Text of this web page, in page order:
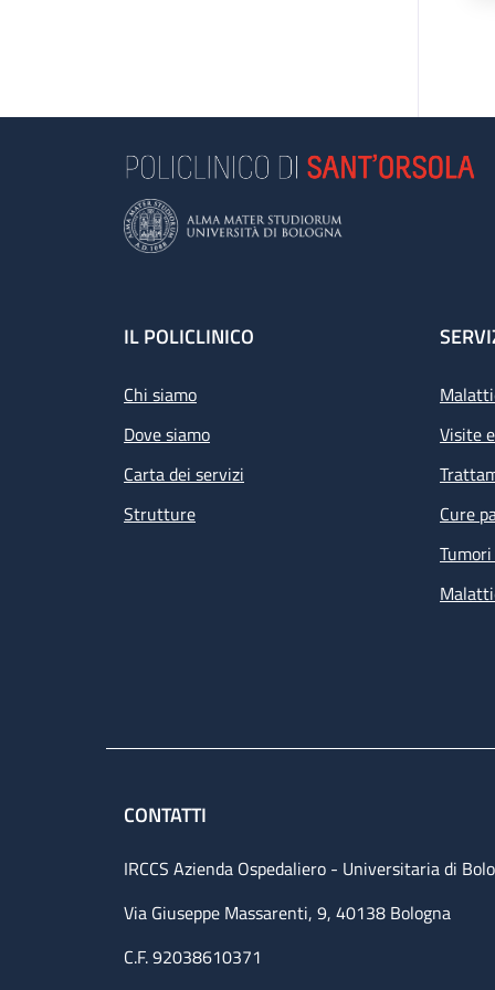
Footer
IL POLICLINICO
Chi siamo
Dove siamo
Carta dei servizi
Strutture
Visite
Cure
CONTATTI
IRCCS Azienda Ospedaliero - Universitaria di
Via Giuseppe Massarenti, 9, 40138 Bologna
C.F. 92038610371